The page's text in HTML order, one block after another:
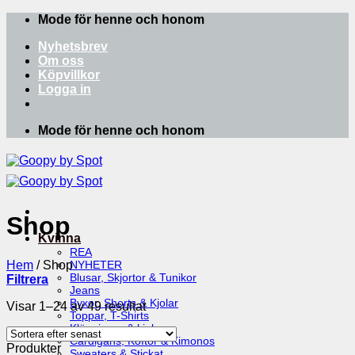
Skip
content
Mode för henne och honom
Nyhetsbrev
Om oss
Köpvillkor
Logga in
Mode för henne och honom
Kvinna
REA
NYHETER
Blusar, Skjortor & Tunikor
Jeans
Byxor, Shorts & Kjolar
Toppar, T-Shirts
Klänningar & kjolar
Cardigans, Koftor & Kimonos
Shop
Hem /Shop
Filtrera
Visar 1–24 av 49 resultatSortera
efter
senaste
Produkter